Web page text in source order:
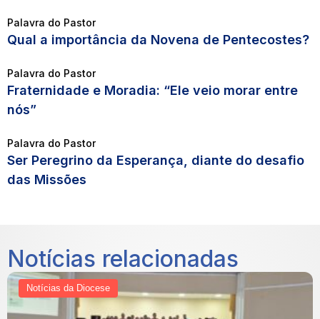
Palavra do Pastor
Qual a importância da Novena de Pentecostes?
Palavra do Pastor
Fraternidade e Moradia: “Ele veio morar entre
nós”
Palavra do Pastor
Ser Peregrino da Esperança, diante do desafio
das Missões
Notícias relacionadas
Notícias da Diocese